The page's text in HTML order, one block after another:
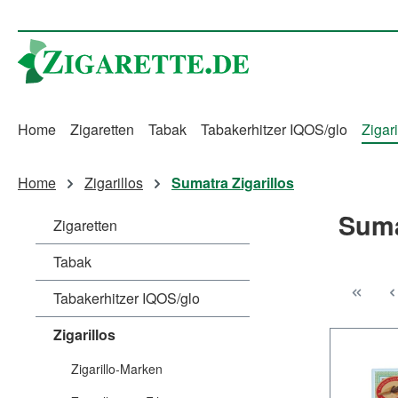
Home Zigaretten Tabak Tabakerhitzer IQOS/glo
Home Zigarillos Sumatra Zigarillos
Zigaretten
Tabak
Tabakerhitzer IQOS/glo
Zigarillos
Zigarillo-Marken